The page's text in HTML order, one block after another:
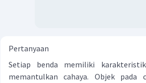
Pertanyaan
Setiap benda memiliki
memantulkan cahaya. Objek